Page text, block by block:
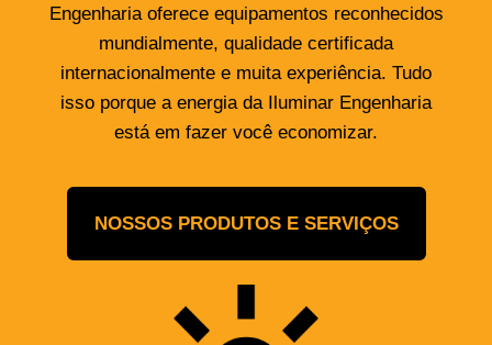
Engenharia oferece equipamentos reconhecidos
mundialmente, qualidade certificada
internacionalmente e muita experiência. Tudo
isso porque a energia da Iluminar Engenharia
está em fazer você economizar.
NOSSOS PRODUTOS E SERVIÇOS